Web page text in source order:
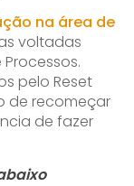
na área de
voltadas
pelo Reset
de recomeçar
de fazer